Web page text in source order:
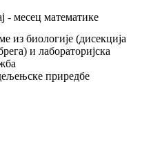
- месец математике
из биологије (дисекција
и лабораторијска
приредбе